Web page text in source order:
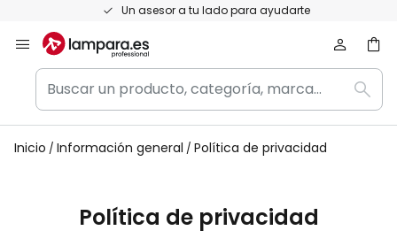
Un asesor a tu lado para ayudarte
contenido
Buscar
un
producto,
categoría,
Inicio Información general Política de privacidad
Política de privacidad